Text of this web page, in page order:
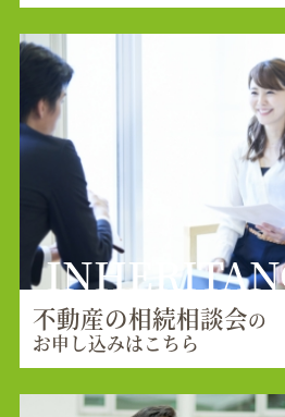
不動産の相続相談会の
お申し込みはこちら